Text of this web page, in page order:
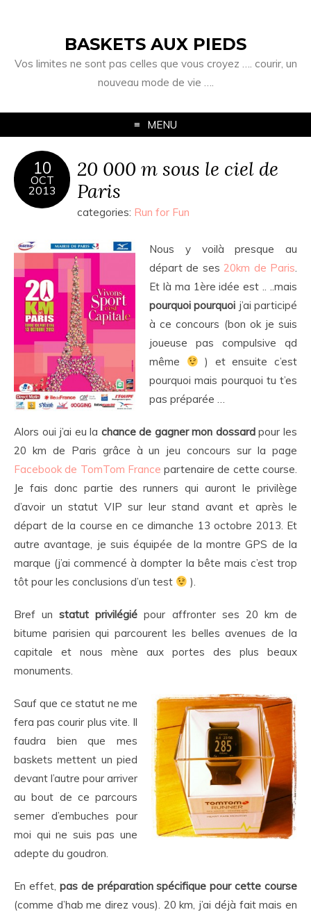
BASKETS AUX PIEDS
Vos limites ne sont pas celles que vous croyez …. courir, un
nouveau mode de vie ….
MENU
10
OCT
2013
20 000 m sous le ciel de
Paris
categories: Run for Fun
Nous y voilà presque au
départ de ses 20km de Paris.
Et là ma 1ère idée est .. ..mais
pourquoi pourquoi j’ai participé
à ce concours (bon ok je suis
joueuse pas compulsive qd
même
) et ensuite c’est
pourquoi mais pourquoi tu t’es
pas préparée …
Alors oui j’ai eu la chance de gagner mon dossardpour les
20 km de Paris grâce à un jeu concours sur la page
Facebook de TomTom France partenaire de cette course.
Je fais donc partie des runners qui auront le privilège
d’avoir un statut VIP sur leur stand avant et après le
départ de la course en ce dimanche 13 octobre 2013. Et
autre avantage, je suis équipée de la montre GPS de la
marque (j’ai commencé à dompter la bête mais c’est trop
tôt pour les conclusions d’un test
).
Bref unstatut privilégié pour affronter ses 20 km de
bitume parisien qui parcourent les belles avenues de la
capitale et nous mène aux portes des plus beaux
monuments.
Sauf que ce statut ne me
fera pas courir plus vite. Il
faudra bien que mes
baskets mettent un pied
devant l’autre pour arriver
au bout de ce parcours
semer d’embuches pour
moi qui ne suis pas une
adepte du goudron.
En effet, pas de préparation spécifique pour cette course
(comme d’hab me direz vous). 20 km, j’ai déjà fait mais en